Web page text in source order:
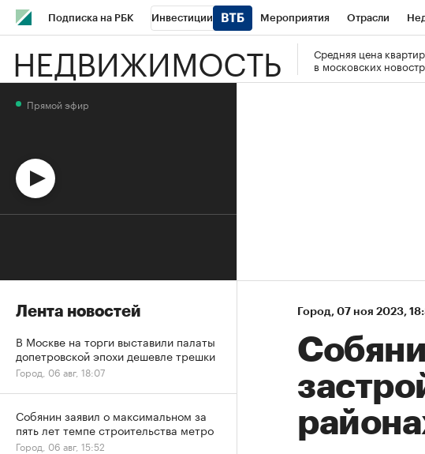
Подписка на РБК Инвестиции Мероприятия Отрасли
Школа управления РБК РБК Образование РБК Курсы РБК Life
НЕДВИЖИМОСТЬ
Средняя цена
в московских
Город⁠, 07 ноя 2023,
Прямой эфир
Лента новостей
В Москве на торги выставили палаты
допетровской эпохи дешевле трешки
Город, 06 авг, 18:07
Собянин заявил о максимальном за
пять лет темпе строительства метро
Город, 06 авг, 15:52